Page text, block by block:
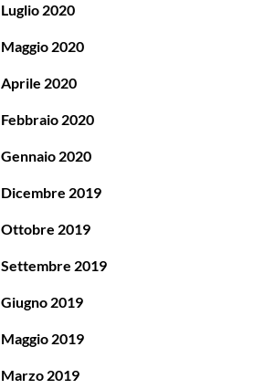
Luglio 2020
Maggio 2020
Aprile 2020
Febbraio 2020
Gennaio 2020
Dicembre 2019
Ottobre 2019
Settembre 2019
Giugno 2019
Maggio 2019
Marzo 2019